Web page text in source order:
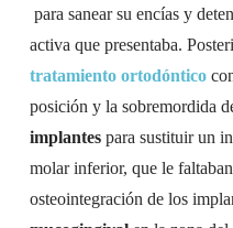
para sanear su encías y
activa que presentaba.
tratamiento ortodóntico
posición y la sobremordida
implantespara sustituir un
molar inferior, que le
osteointegración de los